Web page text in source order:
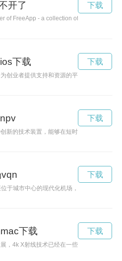
开了
of FreeApp - a collection of cutting-edge
下载
下载
创业者提供支持和资源的平台，旨在帮助
下载
新的技术装置，能够在短时间内加速冰粿
下载
于城市中心的现代化机场，提供便捷的航
下载
下载
，4k X射线技术已经在一些先进的机场安
下载